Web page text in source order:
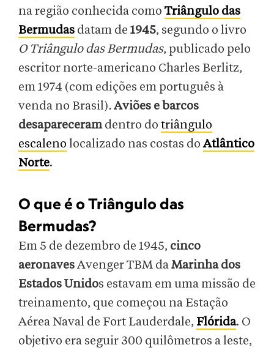
na região conhecida como Triângulo das
Bermudas datam de 1945, segundo o livro
O Triângulo das Bermudas, publicado pelo
escritor norte-americano Charles Berlitz,
em 1974 (com edições em português à
venda no Brasil).Aviões e barcos
desapareceramdentro do triângulo
escaleno localizado nas costas do Atlântico
Norte.
O que é o Triângulo das
Bermudas?
Em 5 de dezembro de 1945, cinco
aeronavesAvenger TBM daMarinha dos
Estados Unidos estavam em uma missão de
treinamento, que começou na Estação
Aérea Naval de Fort Lauderdale, Flórida. O
objetivo era seguir 300 quilômetros a leste,